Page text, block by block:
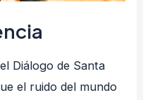
Diálogo de Santa
el ruido del mundo